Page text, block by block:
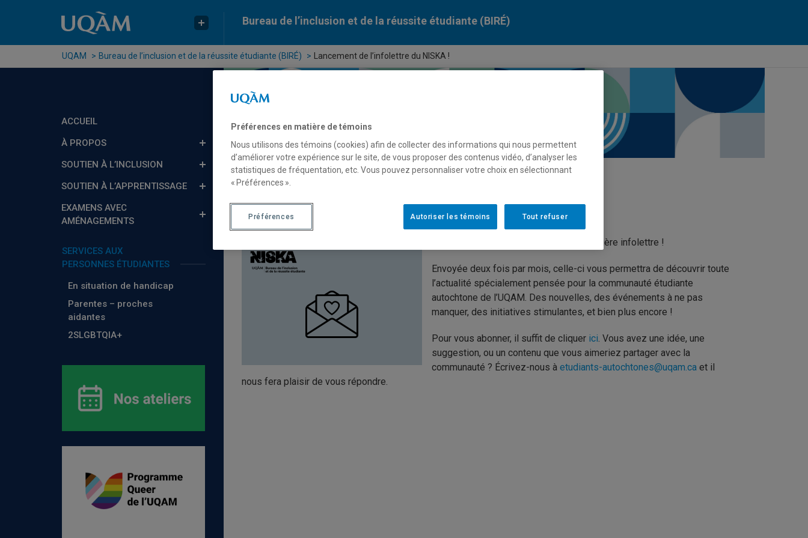
Bureau de l’inclusion et de la réussite étudiante (BIRÉ)
UQAM Bureau de l’inclusion et de la réussite étudiante (BIRÉ) Lancement de l’infolettre du NISKA !
ACCUEIL
À PROPOS
SOUTIEN À L’INCLUSION
SOUTIEN À L’APPRENTISSAGE
EXAMENS AVEC
AMÉNAGEMENTS
SERVICES AUX
PERSONNES ÉTUDIANTES
En situation de handicap
Parentes – proches
aidantes
2SLGBTQIA+
Lancement de l’infolettre du NISKA !
est heureux de lancer sa première infolettre !
Envoyée deux fois par mois, celle-ci vous permettra de découvrir toute
l’actualité spécialement pensée pour la communauté étudiante
autochtone de l’UQAM. Des nouvelles, des événements à ne pas
manquer, des initiatives stimulantes, et bien plus encore !
Pour vous abonner, il suffit de cliquer ici . Vous avez une idée, une
suggestion, ou un contenu que vous aimeriez partager avec la
communauté ? Écrivez-nous à etudiants-autochtones@uqam.ca et il
nous fera plaisir de vous répondre.
Préférences en matière de témoins
Nous utilisons des témoins (cookies) afin de collecter des informations qui nous permettent
d’améliorer votre expérience sur le site, de vous proposer des contenus vidéo, d’analyser les
statistiques de fréquentation, etc. Vous pouvez personnaliser votre choix en sélectionnant
« Préférences ».
Tout refuser
Autoriser les témoins
Préférences